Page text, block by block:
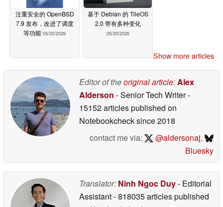
注重安全的 OpenBSD
7.9 发布，改进了调度
等功能 05/20/2026
基于 Debian 的 TileOS
2.0 带有多种变化
05/20/2026
Show more articles
Editor of theoriginal article:Alex
Alderson - Senior Tech Writer-
15152 articles published on
Notebookchecksince 2018
contact me via:
@aldersonaj,
Bluesky
Translator: Ninh Ngoc Duy- Editorial
Assistant- 818035 articles published